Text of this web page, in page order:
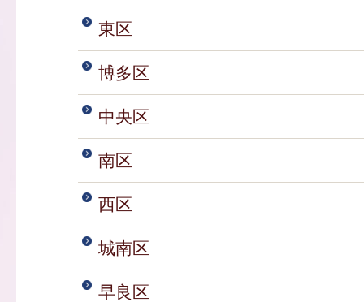
東区
博多区
中央区
南区
西区
城南区
早良区